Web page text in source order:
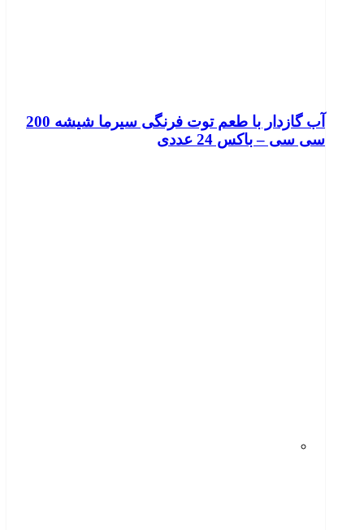
آب گازدار با طعم توت فرنگی سیرما شیشه 200
سی سی – باکس 24 عددی